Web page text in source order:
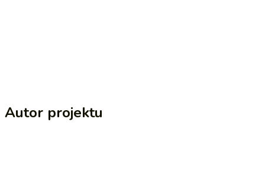
Autor projektu